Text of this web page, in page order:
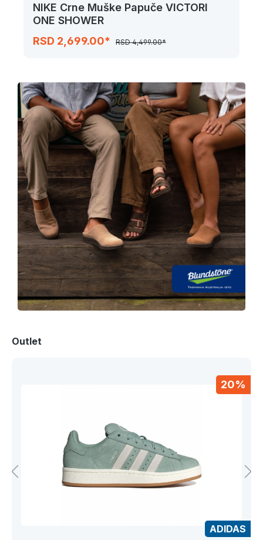
NIKE Crne Muške Papuče VICTORI
ONE SHOWER
RSD 2,699.00*
RSD 4,499.00*
Outlet
20%
ADIDAS